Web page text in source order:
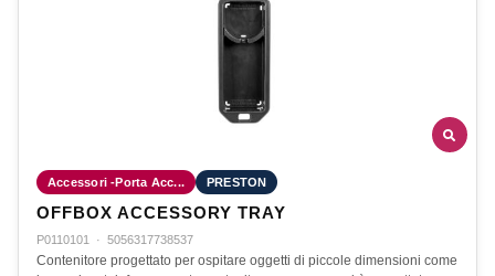
Accessori -Porta Acc... PRESTON
OFFBOX ACCESSORY TRAY
P0110101 · 5056317738537
Contenitore progettato per ospitare oggetti di piccole dimensioni come